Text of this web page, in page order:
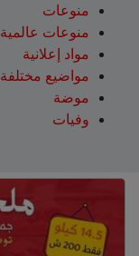
منوعات
منوعات عالمية
مواد إعلانية
مواضيع مختلفة
موضة
وفيات